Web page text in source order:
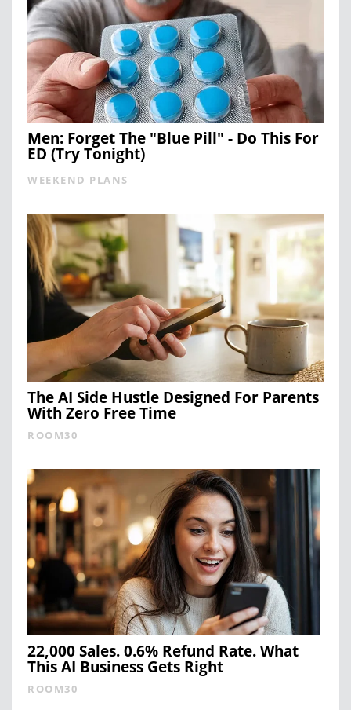
Men: Forget The "Blue Pill" - Do This For
ED (Try Tonight)
WEEKEND PLANS
The AI Side Hustle Designed For Parents
With Zero Free Time
ROOM30
22,000 Sales. 0.6% Refund Rate. What
This AI Business Gets Right
ROOM30